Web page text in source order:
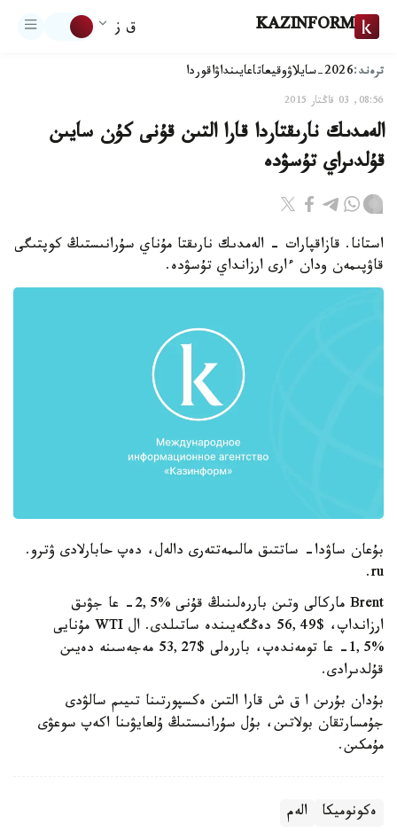
KAZINFORM ق ز
ترەند:2026-سايلاۋ وقيعاتاعايىنداۋاقوردا
08:56, 03 قاڭتار 2015
الەمدىك نارىقتاردا قارا التىن قۇنى كۇن سايىن
قۇلدىراي تۇسۋدە
استانا. قازاقپارات - الەمدىك نارىقتا مۇناي سۇرانىستىڭ كوپتىگى
قاۋپىمەن ودان ءارى ارزانداي تۇسۋدە.
بۇعان ساۋدا- ساتتىق مالىمەتتەرى دالەل، دەپ حابارلادى ۋترو.
ru.
Brent ماركالى وتىن باررەلىنىڭ قۇنى %2,5- عا جۋىق
ارزانداپ، $56,49 دەڭگەيىندە ساتىلدى. ال WTI مۇنايى
%1,5- عا تومەندەپ، باررەلى $53,27 مەجەسىنە دەيىن
قۇلدىرادى.
بۇدان بۇرىن ا ق ش قارا التىن ەكسپورتىنا تىيىم سالۋدى
جۇمسارتقان بولاتىن، بۇل سۇرانىستىڭ ۇلعايۋىنا اكەپ سوعۋى
مۇمكىن.
ەكونوميكا الەم